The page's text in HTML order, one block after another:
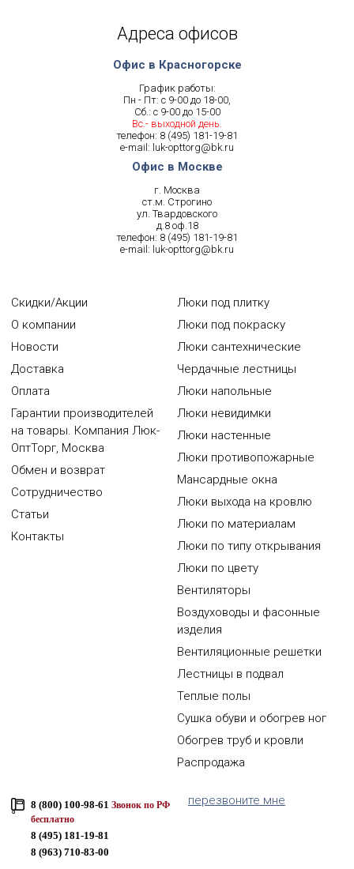
Адреса офисов
Офис в Красногорске
График работы:
Пн - Пт: с 9-00 до 18-00,
Сб.: с 9-00 до 15-00
Вс.- выходной день.
телефон: 8 (495) 181-19-81
e-mail: luk-opttorg@bk.ru
Офис в Москве
г. Москва
ст.м. Строгино
ул. Твардовского
д.8 оф.18
телефон: 8 (495) 181-19-81
e-mail: luk-opttorg@bk.ru
Скидки/Акции
О компании
Новости
Доставка
Оплата
Гарантии производителей
на товары. Компания Люк-
ОптТорг, Москва
Обмен и возврат
Сотрудничество
Статьи
Контакты
Люки под плитку
Люки под покраску
Люки сантехнические
Чердачные лестницы
Люки напольные
Люки невидимки
Люки настенные
Люки противопожарные
Мансардные окна
Люки выхода на кровлю
Люки по материалам
Люки по типу открывания
Люки по цвету
Вентиляторы
Воздуховоды и фасонные
изделия
Вентиляционные решетки
Лестницы в подвал
Теплые полы
Сушка обуви и обогрев ног
Обогрев труб и кровли
Распродажа
8 (800) 100-98-61 Звонок по РФ
бесплатно
8 (495) 181-19-81
8 (963) 710-83-00
перезвоните мне